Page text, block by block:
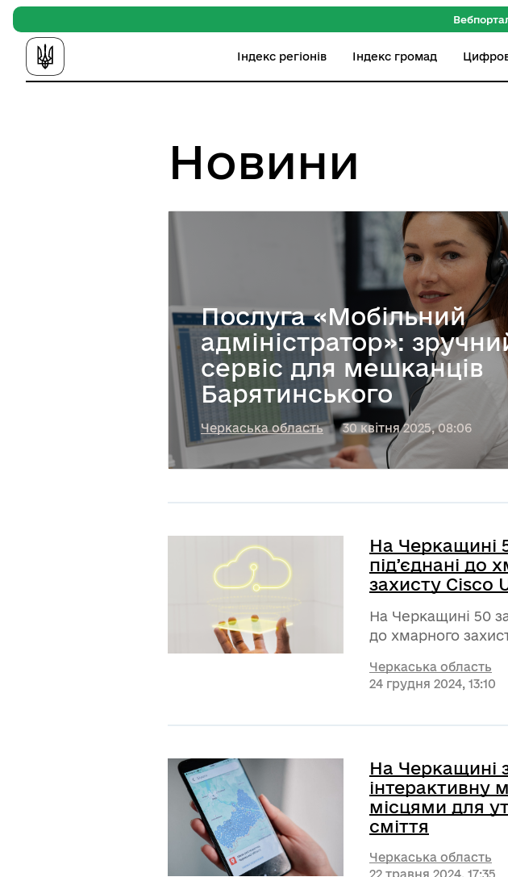
Індекс регіонів Індекс громад
Новини
Послуга «Мобільний
адміністратор»:
сервіс для мешканців
Барятинського
Черкаська область 30 квітня 2025, 08:06
На Черкащині
підʼєднані до
захисту Cisco
На Черкащині 50
до хмарного
Черкаська область
24 грудня 2024, 13:10
На Черкащині
інтерактивну
місцями для
сміття
Черкаська область
22 травня 2024, 17:35